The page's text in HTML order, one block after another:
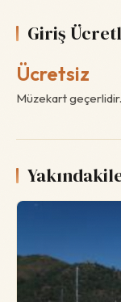
Giriş
Ücretsiz
Müzekart